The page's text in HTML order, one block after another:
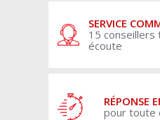
SERVICE
15 conseillers
écoute
RÉPONSE
pour toute